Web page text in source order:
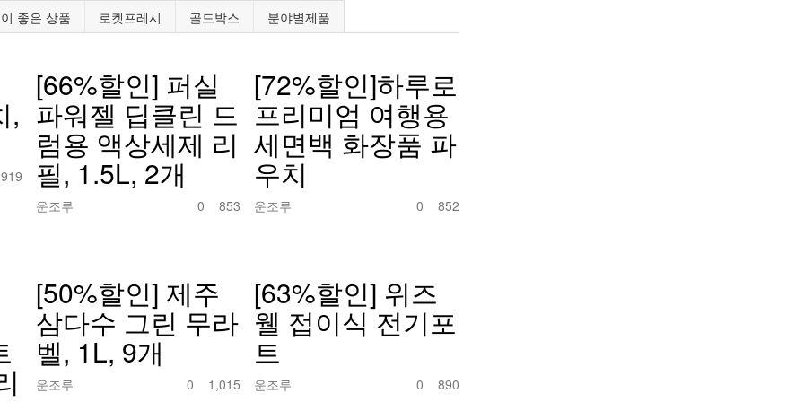
좋은 상품 로켓프레시 골드박스 분야별제품
,
919
[66%할인] 퍼실
파워젤 딥클린 드
럼용 액상세제 리
필, 1.5L, 2개
운조루 0853
[72%할인]하루로
프리미엄 여행용
세면백 화장품 파
우치
운조루 0 852
[50%할인] 제주
삼다수 그린 무라
벨, 1L, 9개
운조루 0 1,015
[63%할인] 위즈
웰 접이식 전기포
트
운조루 0 890